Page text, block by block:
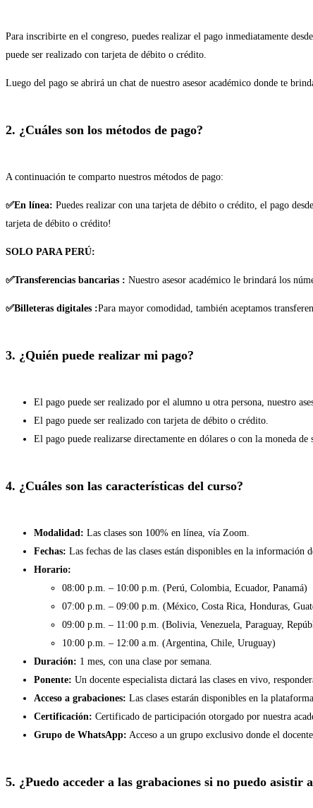
Para inscribirte en el congreso, puedes realizar el pago inmediatamente
puede ser realizado con tarjeta de débito o crédito.
Luego del pago se abrirá un chat de nuestro asesor académico donde te
2. ¿Cuáles son los métodos de pago?
A continuación te comparto nuestros métodos de pago:
✅En línea: Puedes realizar con una tarjeta de débito o crédito, el pago
tarjeta de débito o crédito!
SOLO PARA PERÚ:
✅Transferencias bancarias : Nuestro asesor académico le brindará los
✅Billeteras digitales :Para mayor comodidad, también aceptamos
3. ¿Quién puede realizar mi pago?
El pago puede ser realizado por el alumno u otra persona, nuestro
El pago puede ser realizado con tarjeta de débito o crédito.
El pago puede realizarse directamente en dólares o con la moneda
4. ¿Cuáles son las características del curso?
Modalidad: Las clases son 100% en línea, vía Zoom.
Fechas: Las fechas de las clases están disponibles en la información
Horario:
08:00 p.m. – 10:00 p.m. (Perú, Colombia, Ecuador, Panamá)
07:00 p.m. – 09:00 p.m. (México, Costa Rica, Honduras,
09:00 p.m. – 11:00 p.m. (Bolivia, Venezuela, Paraguay,
10:00 p.m. – 12:00 a.m. (Argentina, Chile, Uruguay)
Duración: 1 mes, con una clase por semana.
Ponente: Un docente especialista dictará las clases en vivo,
Acceso a grabaciones: Las clases estarán disponibles en la
Certificación: Certificado de participación otorgado por nuestra
Grupo de WhatsApp: Acceso a un grupo exclusivo donde el
5. ¿Puedo acceder a las grabaciones si no puedo asistir